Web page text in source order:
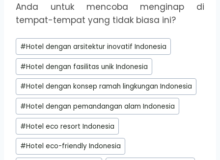
Anda untuk mencoba menginap di
tempat-tempat yang tidak biasa ini?
Post
Tags:
#Hotel dengan arsitektur inovatif Indonesia
#Hotel dengan fasilitas unik Indonesia
#Hotel dengan konsep ramah lingkungan Indonesia
#Hotel dengan pemandangan alam Indonesia
#Hotel eco resort Indonesia
#Hotel eco-friendly Indonesia